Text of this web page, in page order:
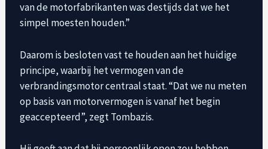
van de motorfabrikanten was destijds dat we het
simpel moesten houden.”
Daarom is besloten vast te houden aan het huidige
principe, waarbij het vermogen van de
verbrandingsmotor centraal staat. “Dat we nu meten
op basis van motorvermogen is vanaf het begin
geaccepteerd”, zegt Tombazis.